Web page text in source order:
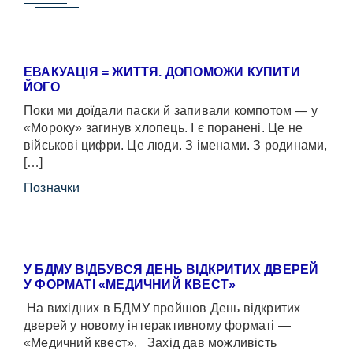
ЕВАКУАЦІЯ = ЖИТТЯ. ДОПОМОЖИ КУПИТИ
ЙОГО
Поки ми доїдали паски й запивали компотом — у
«Мороку» загинув хлопець. І є поранені. Це не
військові цифри. Це люди. З іменами. З родинами,
[…]
Позначки
У БДМУ ВІДБУВСЯ ДЕНЬ ВІДКРИТИХ ДВЕРЕЙ
У ФОРМАТІ «МЕДИЧНИЙ КВЕСТ»
На вихідних в БДМУ пройшов День відкритих
дверей у новому інтерактивному форматі —
«Медичний квест». Захід дав можливість